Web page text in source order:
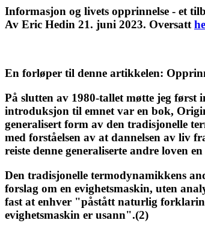
Informasjon og livets opprinnelse - et
Av Eric Hedin 21. juni 2023. Oversatt
En forløper til denne artikkelen:
På slutten av 1980-tallet møtte jeg først
introduksjon til emnet var en bok,
generalisert form av den tradisjonelle
med forståelsen av at dannelsen av liv
reiste denne generaliserte andre loven
Den tradisjonelle termodynamikkens
forslag om en evighetsmaskin, uten
fast at enhver "påstått naturlig
evighetsmaskin er usann".(2)